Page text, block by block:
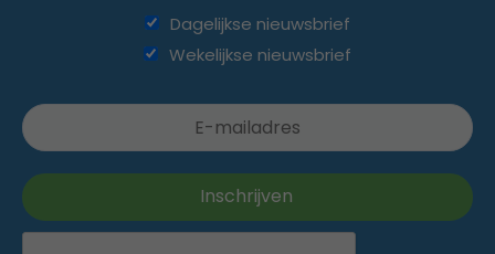
Dagelijkse nieuwsbrief
Wekelijkse nieuwsbrief